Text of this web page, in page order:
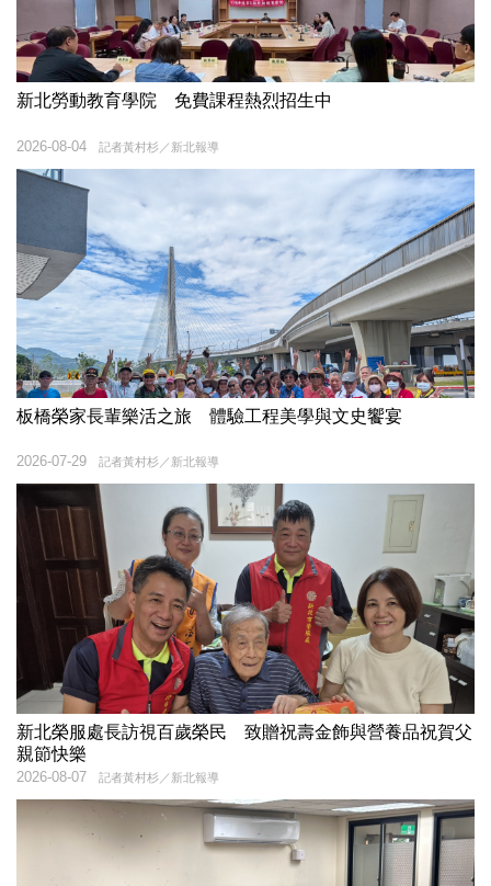
新北勞動教育學院 免費課程熱烈招生中
記者黃村杉／新北報導
2026-08-04
板橋榮家長輩樂活之旅 體驗工程美學與文史饗宴
記者黃村杉／新北報導
2026-07-29
新北榮服處長訪視百歲榮民 致贈祝壽金飾與營養品祝賀父
親節快樂
記者黃村杉／新北報導
2026-08-07